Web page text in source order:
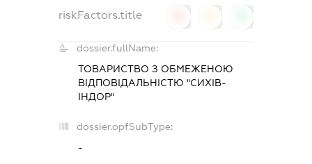
riskFactors.title
dossier.fullName:
ТОВАРИСТВО З ОБМЕЖЕНОЮ
ВІДПОВІДАЛЬНІСТЮ "СИХІВ-
ІНДОР"
dossier.opfSubType:
-